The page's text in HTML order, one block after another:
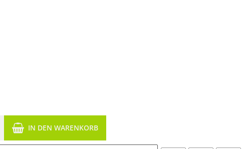
IN DEN WARENKORB